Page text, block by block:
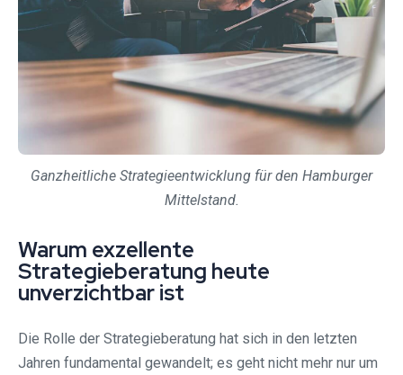
Ganzheitliche Strategieentwicklung für den Hamburger
Mittelstand.
Warum exzellente
Strategieberatung heute
unverzichtbar ist
Die Rolle der Strategieberatung hat sich in den letzten
Jahren fundamental gewandelt; es geht nicht mehr nur um